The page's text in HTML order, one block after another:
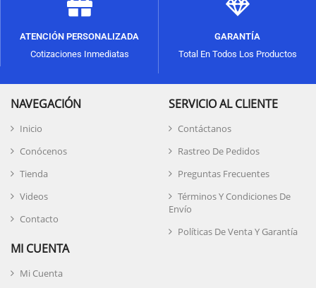
ATENCIÓN PERSONALIZADA
Cotizaciones Inmediatas
GARANTÍA
Total En Todos Los Productos
NAVEGACIÓN
Inicio
Conócenos
Tienda
Videos
Contacto
SERVICIO AL CLIENTE
Contáctanos
Rastreo De Pedidos
Preguntas Frecuentes
Términos Y Condiciones De
Envío
Políticas De Venta Y Garantía
MI CUENTA
Mi Cuenta